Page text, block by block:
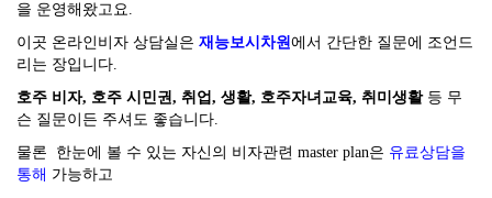
을 운영해왔고요.
이곳 온라인비자 상담실은 재능보시차원에서 간단한 질문에 조언드
리는 장입니다.
호주 비자, 호주 시민권, 취업, 생활, 호주자녀교육, 취미생활등 무
슨 질문이든 주셔도 좋습니다.
물론 한눈에 볼 수 있는 자신의 비자관련 master plan은 유료상담을
통해 가능하고